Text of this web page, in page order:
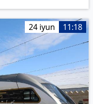
24 iyun 11:18